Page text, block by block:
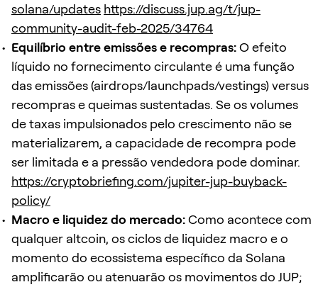
solana/updates https://discuss.jup.ag/t/jup-
community-audit-feb-2025/34764
Equilíbrio entre emissões e recompras:O efeito
líquido no fornecimento circulante é uma função
das emissões (airdrops/launchpads/vestings) versus
recompras e queimas sustentadas. Se os volumes
de taxas impulsionados pelo crescimento não se
materializarem, a capacidade de recompra pode
ser limitada e a pressão vendedora pode dominar.
https://cryptobriefing.com/jupiter-jup-buyback-
policy/
Macro e liquidez do mercado:Como acontece com
qualquer altcoin, os ciclos de liquidez macro e o
momento do ecossistema específico da Solana
amplificarão ou atenuarão os movimentos do JUP;